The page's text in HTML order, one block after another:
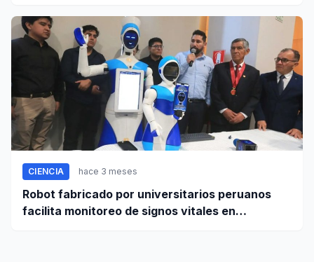
CIENCIA hace 3 meses
Robot fabricado por universitarios peruanos
facilita monitoreo de signos vitales en